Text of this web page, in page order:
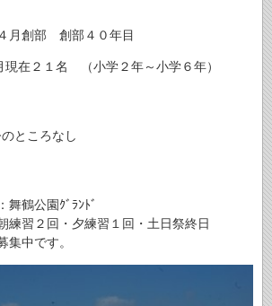
月創部 創部４０年目
現在２１名 （小学２年～小学６年）
ところなし
舞鶴公園ｸﾞﾗﾝﾄﾞ
練習２回・夕練習１回・土日祭終日
集中です。